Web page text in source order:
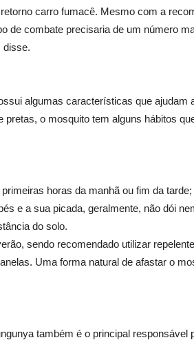
carro fumacê. Mesmo com a
de combate precisaria de um número
disse.
algumas características que ajudam
o mosquito tem alguns hábitos
horas da manhã ou fim da tarde;
e a sua picada, geralmente, não dói
do solo.
sendo recomendado utilizar
Uma forma natural de afastar o
também é o principal responsável